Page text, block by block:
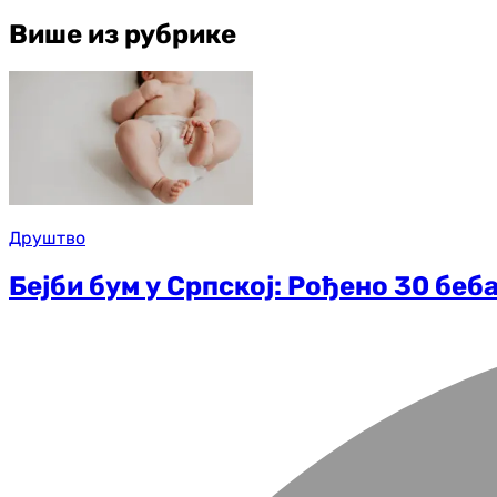
Више из рубрике
Друштво
Бејби бум у Српској: Рођено 30